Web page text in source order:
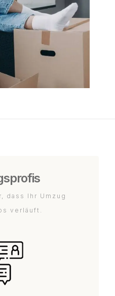
dass Ihr Umzug
verläuft.